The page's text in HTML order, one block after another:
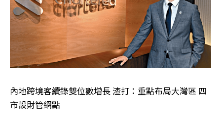
內地跨境客續錄雙位數增長 渣打：重點布局大灣區 四
市設財管網點